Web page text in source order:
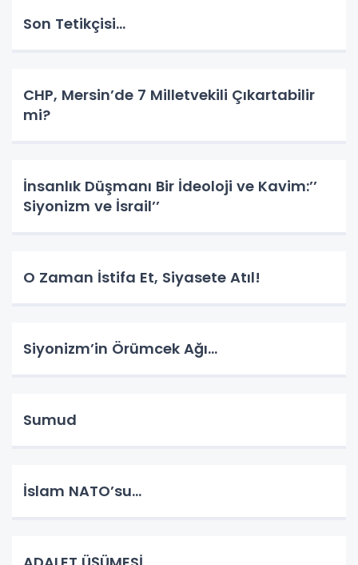
Son Tetikçisi…
CHP, Mersin’de 7 Milletvekili Çıkartabilir
mi?
İnsanlık Düşmanı Bir İdeoloji ve Kavim:’’
Siyonizm ve İsrail’’
O Zaman İstifa Et, Siyasete Atıl!
Siyonizm’in Örümcek Ağı…
Sumud
İslam NATO’su…